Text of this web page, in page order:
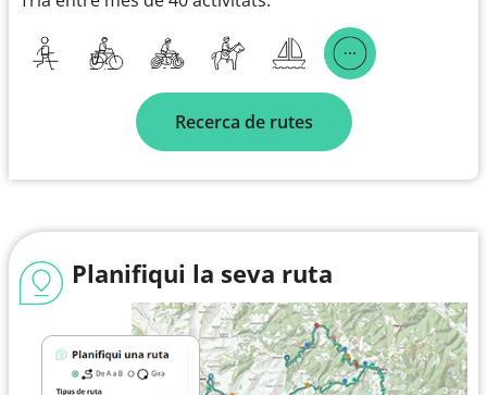
Recerca de rutes
Planifiqui la seva ruta